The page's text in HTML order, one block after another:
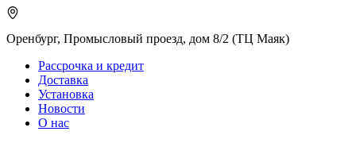
Оренбург, Промысловый проезд, дом 8/2 (ТЦ Маяк)
Рассрочка и кредит
Доставка
Установка
Новости
О нас